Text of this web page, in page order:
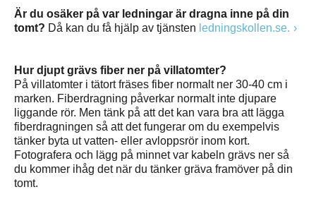
Är du osäker på var ledningar är dragna inne på din
tomt? Då kan du få hjälp av tjänsten ledningskollen.se.
Hur djupt grävs fiber ner på villatomter?
På villatomter i tätort fräses fiber normalt ner 30-40 cm i
marken. Fiberdragning påverkar normalt inte djupare
liggande rör. Men tänk på att det kan vara bra att lägga
fiberdragningen så att det fungerar om du exempelvis
tänker byta ut vatten- eller avloppsrör inom kort.
Fotografera och lägg på minnet var kabeln grävs ner så
du kommer ihåg det när du tänker gräva framöver på din
tomt.